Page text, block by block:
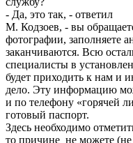
- Да, это так, - ответил
М. Кодзоев, - вы
фотографии, заполняете
заканчиваются. Всю
специалисты в
будет приходить к нам и
дело. Эту информацию
и по телефону «горячей
готовый паспорт.
Здесь необходимо
то причине не можете